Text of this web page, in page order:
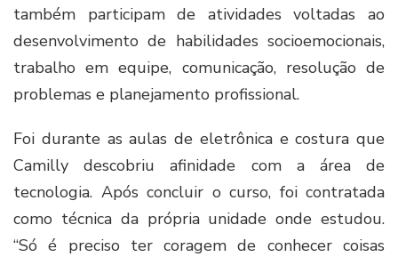
também participam de atividades voltadas ao
desenvolvimento de habilidades socioemocionais,
trabalho em equipe, comunicação, resolução de
problemas e planejamento profissional.
Foi durante as aulas de eletrônica e costura que
Camilly descobriu afinidade com a área de
tecnologia. Após concluir o curso, foi contratada
como técnica da própria unidade onde estudou.
“Só é preciso ter coragem de conhecer coisas